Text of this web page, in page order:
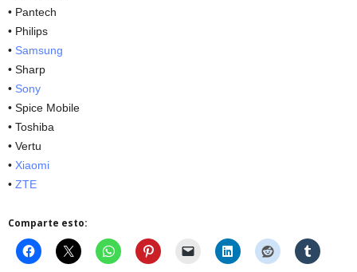
• Pantech
• Philips
• Samsung
• Sharp
• Sony
• Spice Mobile
• Toshiba
• Vertu
• Xiaomi
• ZTE
Comparte esto: